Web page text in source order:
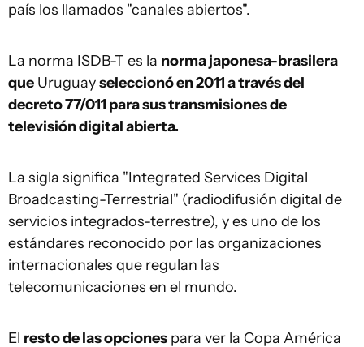
país los llamados "canales abiertos".
La norma ISDB-T es la norma japonesa-brasilera
que Uruguayseleccionó en 2011 a través del
decreto 77/011 para sus transmisiones de
televisión digital abierta.
La sigla significa "Integrated Services Digital
Broadcasting-Terrestrial" (radiodifusión digital de
servicios integrados-terrestre), y es uno de los
estándares reconocido por las organizaciones
internacionales que regulan las
telecomunicaciones en el mundo.
El resto de las opciones para ver la Copa América